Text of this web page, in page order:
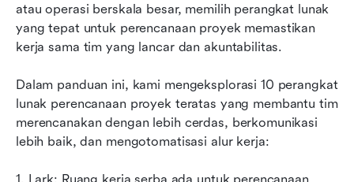
atau operasi berskala besar, memilih perangkat lunak
yang tepat untuk perencanaan proyek memastikan
kerja sama tim yang lancar dan akuntabilitas.
Dalam panduan ini, kami mengeksplorasi 10 perangkat
lunak perencanaan proyek teratas yang membantu tim
merencanakan dengan lebih cerdas, berkomunikasi
lebih baik, dan mengotomatisasi alur kerja:
Mengapa perangkat lunak perencanaan proyek
sangat penting untuk setiap tim
FAQ
Bacaan terkait